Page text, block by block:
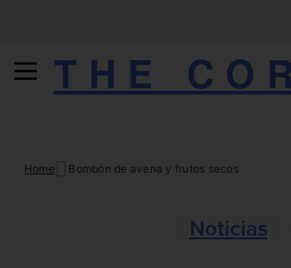
THE
Home Bombón de avena y frutos secos
Noticias